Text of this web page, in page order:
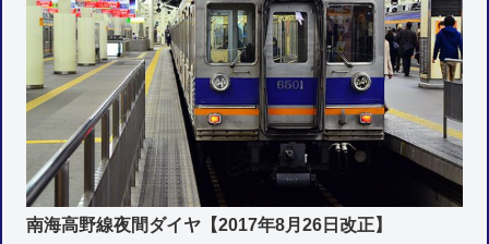
南海高野線夜間ダイヤ【2017年8月26日改正】